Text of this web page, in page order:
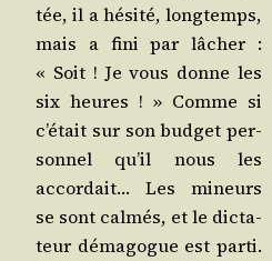
tée, il a hési­té, long­temps,
mais a fini par lâcher :
« Soit ! Je vous donne les
six heures ! » Comme si
c’é­tait sur son bud­get per­
son­nel qu’il nous les
accor­dait… Les mineurs
se sont cal­més, et le dic­ta­
teur déma­gogue est par­ti.